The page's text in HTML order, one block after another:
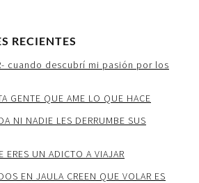
RECIENTES
cuando descubrí mi pasión por los
GENTE QUE AME LO QUE HACE
NI NADIE LES DERRUMBE SUS
ERES UN ADICTO A VIAJAR
EN JAULA CREEN QUE VOLAR ES